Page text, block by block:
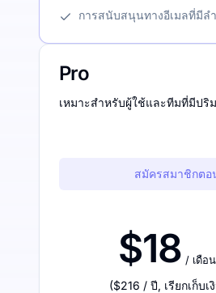
การสนับสนุนทางอีเมลที่มีล
Pro
เหมาะสำหรับผู้ใช้และทีมที่มีปริ
สมัครสมาชิกตอ
$18 / เดือน
($216 / ปี, เรียกเก็บเ